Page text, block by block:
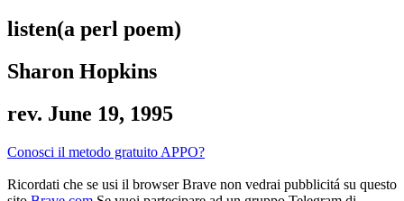
listen(a perl poem)
Sharon Hopkins
rev. June 19, 1995
Conosci il metodo gratuito APPO?
Ricordati che se usi il browser Brave non vedrai pubblicitá su questo